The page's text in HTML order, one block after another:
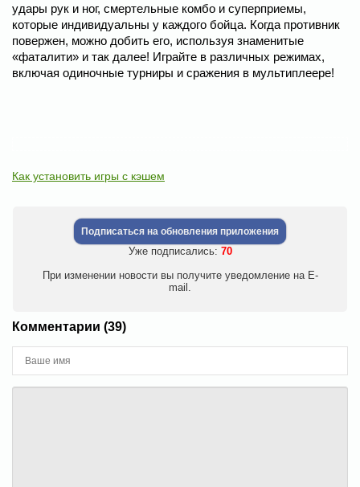
удары рук и ног, смертельные комбо и суперприемы,
которые индивидуальны у каждого бойца. Когда противник
повержен, можно добить его, используя знаменитые
«фаталити» и так далее! Играйте в различных режимах,
включая одиночные турниры и сражения в мультиплеере!
Как установить игры с кэшем
Подписаться на обновления приложения
Уже подписались: 70
При изменении новости вы получите уведомление на E-
mail.
Комментарии (39)